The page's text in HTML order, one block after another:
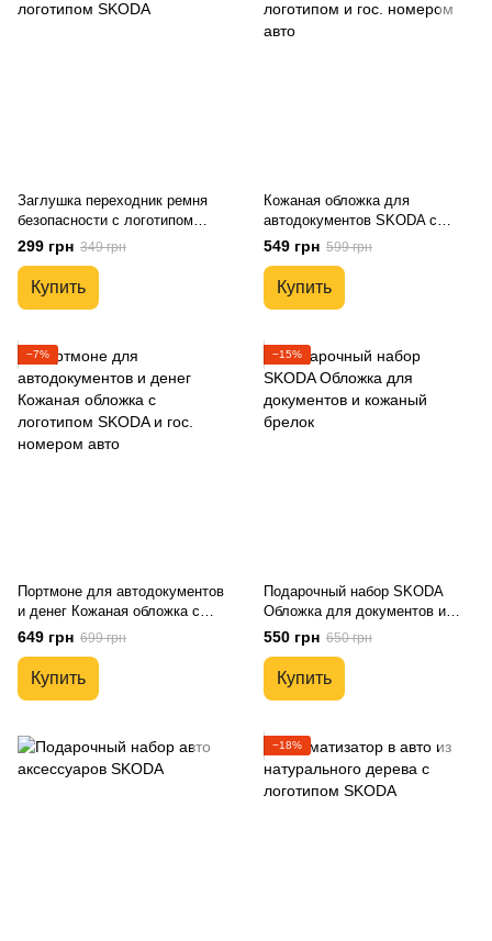
Заглушка переходник ремня
безопасности с логотипом
SKODA
299 грн 349 грн
Купить
Кожаная обложка для
автодокументов SKODA с
логотипом и гос. номером авто
549 грн 599 грн
Купить
−7%
Портмоне для автодокументов
и денег Кожаная обложка с
логотипом SKODA и гос.
номером авто
649 грн 699 грн
Купить
−15%
Подарочный набор SKODA
Обложка для документов и
кожаный брелок
550 грн 650 грн
Купить
−18%